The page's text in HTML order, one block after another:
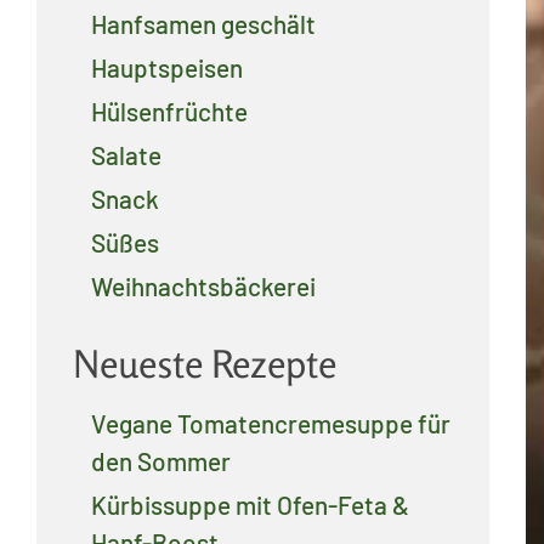
Hanfsamen geschält
Hauptspeisen
Hülsenfrüchte
Salate
Snack
Süßes
Weihnachtsbäckerei
Neueste Rezepte
Vegane Tomatencremesuppe für
den Sommer
Kürbissuppe mit Ofen-Feta &